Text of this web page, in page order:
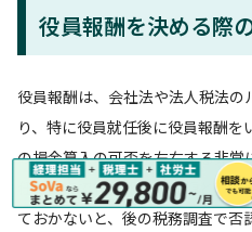
役員報酬を決める際
役員報酬は、会社法や法人税法の
り、特に役員就任後に役員報酬を
の損金算入の可否を左右する非
任の時点で役員報酬の金額と支
ておかないと、後の税務調査で否